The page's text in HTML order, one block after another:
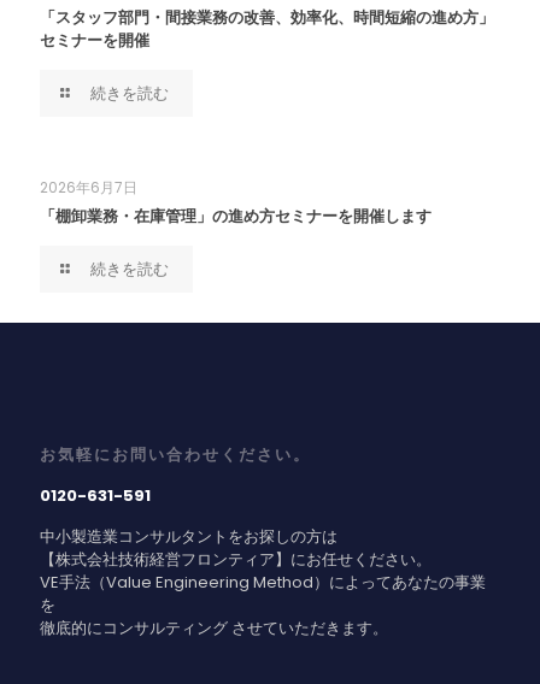
「スタッフ部門・間接業務の改善、効率化、時間短縮の進め方」
セミナーを開催
続きを読む
2026年6月7日
「棚卸業務・在庫管理」の進め方セミナーを開催します
続きを読む
お気軽にお問い合わせください。
0120-631-591
中小製造業コンサルタントをお探しの方は
【株式会社技術経営フロンティア】にお任せください。
VE手法（Value Engineering Method）によってあなたの事業
を
徹底的にコンサルティング させていただきます。